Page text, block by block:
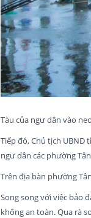
Tàu của ngư dân vào
Tiếp đó, Chủ tịch
ngư dân các phường
Trên địa bàn phường
Song song với việc bảo
không an toàn. Qua rà